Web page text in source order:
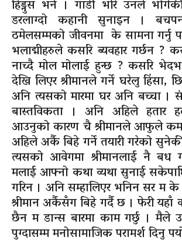
हिड्नुस भने । गाडी भरि उनले
डरलाग्दो कहानी सुनाइन ।
ठमेलसम्मको जीवनमा के सामना गर्नु
भलाद्मीहरुले कसरि ब्यवहार गर्छन ?
नाच्दै मोल मोलाई हुन्छ ? कसरि
देखि लिएर श्रीमानले गर्ने घरेलु हिंसा,
अनि त्यसको मारमा घर अनि बच्चा ।
बास्तविकता । अनि अहिले हतार
आउनुको कारण चै श्रीमानले आफुले
अहिले अर्कै बिहे गर्ने तयारी गरेको
त्यसको आवेगमा श्रीमानलाई नै बध
मलाई आफ्नो कथा व्यथा सुनाई
गरिन । अनि सम्हालिएर भनिन सर म के
श्रीमान अर्कैसँग बिहे गर्दै छ । फेरी
छैन म डान्स बारमा काम गर्छु । मैले
पुग्दासम्म मनोसामाजिक परामर्श दिनु